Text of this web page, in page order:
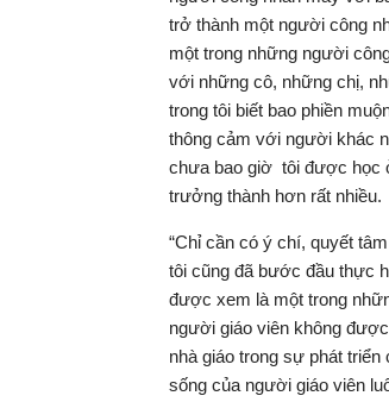
trở thành một người công
một trong những người
với những cô, những chị,
trong tôi biết bao phiền
thông cảm với người khác
chưa bao giờ tôi được học
trưởng thành hơn rất nhiều.
“Chỉ cần có ý chí, quyết
tôi cũng đã bước đầu thực
được xem là một trong
người giáo viên không
nhà giáo trong sự phát
sống của người giáo viên